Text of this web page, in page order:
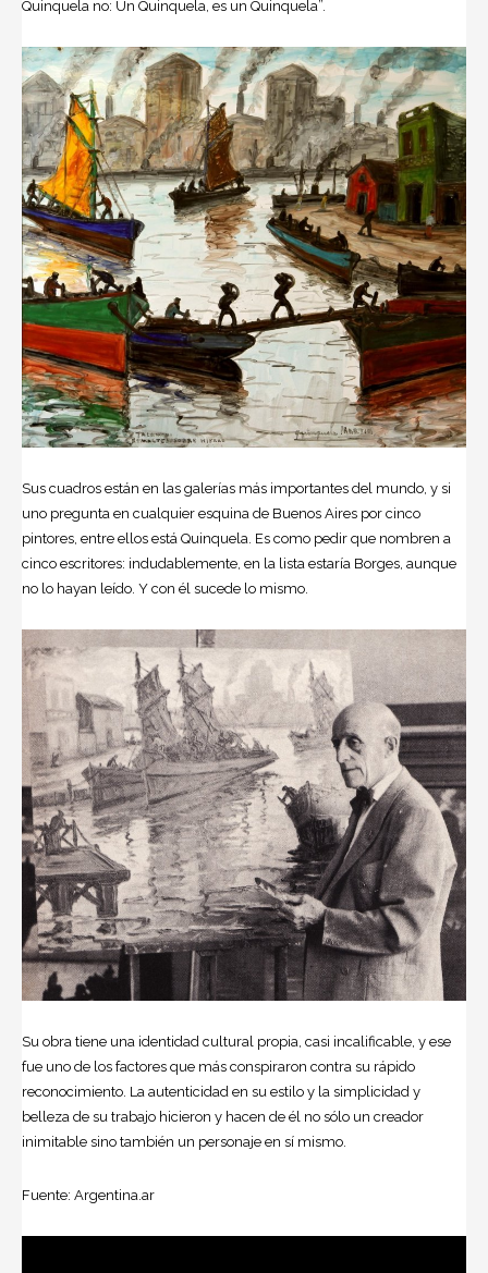
Quinquela no: Un Quinquela, es un Quinquela”.
Sus cuadros están en las galerías más importantes del mundo, y si
uno pregunta en cualquier esquina de Buenos Aires por cinco
pintores, entre ellos está Quinquela. Es como pedir que nombren a
cinco escritores: indudablemente, en la lista estaría Borges, aunque
no lo hayan leído. Y con él sucede lo mismo.
Su obra tiene una identidad cultural propia, casi incalificable, y ese
fue uno de los factores que más conspiraron contra su rápido
reconocimiento. La autenticidad en su estilo y la simplicidad y
belleza de su trabajo hicieron y hacen de él no sólo un creador
inimitable sino también un personaje en sí mismo.
Fuente: Argentina.ar